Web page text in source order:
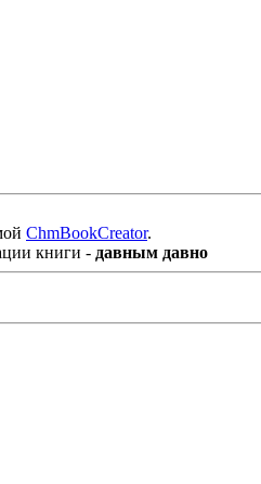
ChmBookCreator.
книги - давным давно